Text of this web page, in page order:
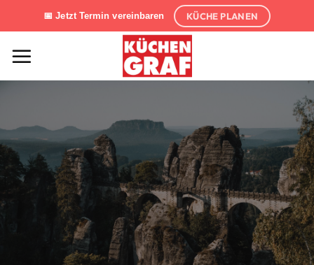
Inhalt
springen
📅 Jetzt Termin vereinbaren KÜCHE PLANEN